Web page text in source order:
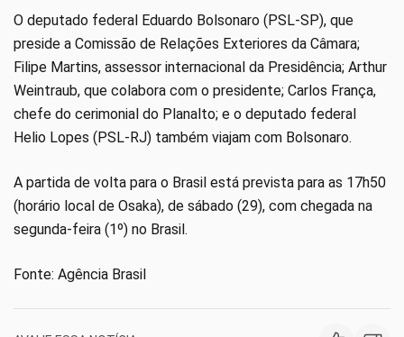
O deputado federal Eduardo Bolsonaro (PSL-SP), que
preside a Comissão de Relações Exteriores da Câmara;
Filipe Martins, assessor internacional da Presidência; Arthur
Weintraub, que colabora com o presidente; Carlos França,
chefe do cerimonial do Planalto; e o deputado federal
Helio Lopes (PSL-RJ) também viajam com Bolsonaro.
A partida de volta para o Brasil está prevista para as 17h50
(horário local de Osaka), de sábado (29), com chegada na
segunda-feira (1º) no Brasil.
Fonte: Agência Brasil